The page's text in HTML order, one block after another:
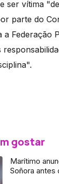
ser vítima
parte do
a Federação
gostar
Marítimo
Soñora antes